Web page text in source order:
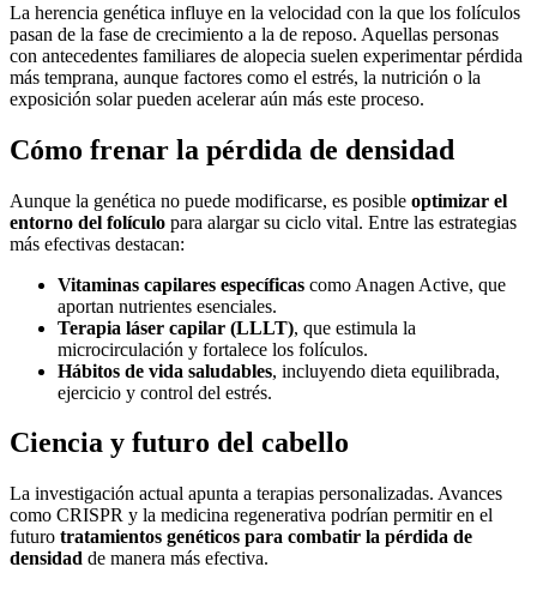
La herencia genética influye en la velocidad con la que los folículos
pasan de la fase de crecimiento a la de reposo. Aquellas personas
con antecedentes familiares de alopecia suelen experimentar pérdida
más temprana, aunque factores como el estrés, la nutrición o la
exposición solar pueden acelerar aún más este proceso.
Cómo frenar la pérdida de densidad
Aunque la genética no puede modificarse, es posible optimizar el
entorno del folículo para alargar su ciclo vital. Entre las estrategias
más efectivas destacan:
Vitaminas capilares específicas como Anagen Active, que
aportan nutrientes esenciales.
Terapia láser capilar (LLLT), que estimula la
microcirculación y fortalece los folículos.
Hábitos de vida saludables, incluyendo dieta equilibrada,
ejercicio y control del estrés.
Ciencia y futuro del cabello
La investigación actual apunta a terapias personalizadas. Avances
como CRISPR y la medicina regenerativa podrían permitir en el
futuro tratamientos genéticos para combatir la pérdida de
densidad de manera más efectiva.